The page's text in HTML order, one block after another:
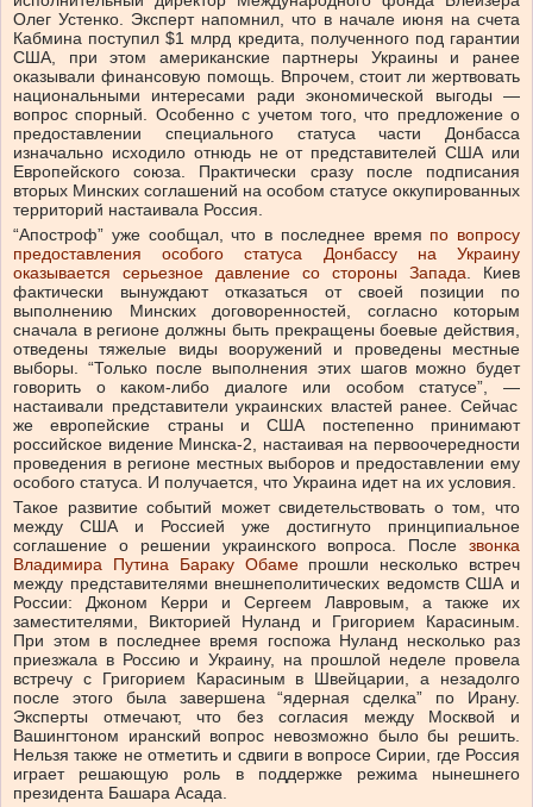
Олег Устенко. Эксперт напомнил, что в начале июня на счета
Кабмина поступил $1 млрд кредита, полученного под гарантии
США, при этом американские партнеры Украины и ранее
оказывали финансовую помощь. Впрочем, стоит ли жертвовать
национальными интересами ради экономической выгоды —
вопрос спорный. Особенно с учетом того, что предложение о
предоставлении специального статуса части Донбасса
изначально исходило отнюдь не от представителей США или
Европейского союза. Практически сразу после подписания
вторых Минских соглашений на особом статусе оккупированных
территорий настаивала Россия.
“Апостроф” уже сообщал, что в последнее время по вопросу
предоставления особого статуса Донбассу на Украину
оказывается серьезное давление со стороны Запада. Киев
фактически вынуждают отказаться от своей позиции по
выполнению Минских договоренностей, согласно которым
сначала в регионе должны быть прекращены боевые действия,
отведены тяжелые виды вооружений и проведены местные
выборы. “Только после выполнения этих шагов можно будет
говорить о каком-либо диалоге или особом статусе”, —
настаивали представители украинских властей ранее. Сейчас
же европейские страны и США постепенно принимают
российское видение Минска-2, настаивая на первоочередности
проведения в регионе местных выборов и предоставлении ему
особого статуса. И получается, что Украина идет на их условия.
Такое развитие событий может свидетельствовать о том, что
между США и Россией уже достигнуто принципиальное
соглашение о решении украинского вопроса. После звонка
Владимира Путина Бараку Обамепрошли несколько встреч
между представителями внешнеполитических ведомств США и
России: Джоном Керри и Сергеем Лавровым, а также их
заместителями, Викторией Нуланд и Григорием Карасиным.
При этом в последнее время госпожа Нуланд несколько раз
приезжала в Россию и Украину, на прошлой неделе провела
встречу с Григорием Карасиным в Швейцарии, а незадолго
после этого была завершена “ядерная сделка” по Ирану.
Эксперты отмечают, что без согласия между Москвой и
Вашингтоном иранский вопрос невозможно было бы решить.
Нельзя также не отметить и сдвиги в вопросе Сирии, где Россия
играет решающую роль в поддержке режима нынешнего
президента Башара Асада.